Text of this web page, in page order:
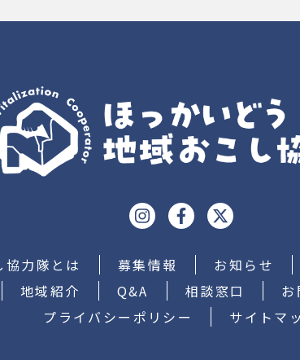
力隊とは 募集情報 お知らせ
地域紹介 Q&A 相談窓口 お
プライバシーポリシー
サイトマ